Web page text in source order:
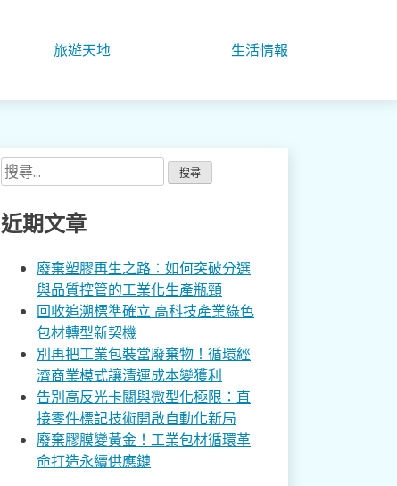
旅遊天地 生活情報
搜
尋
關
鍵
近期文章
廢棄塑膠再生之路：如何突破分選
與品質控管的工業化生產瓶頸
回收追溯標準確立 高科技產業綠色
包材轉型新契機
別再把工業包裝當廢棄物！循環經
濟商業模式讓清運成本變獲利
告別高反光卡關與微型化極限：直
接零件標記技術開啟自動化新局
廢棄膠膜變黃金！工業包材循環革
命打造永續供應鏈